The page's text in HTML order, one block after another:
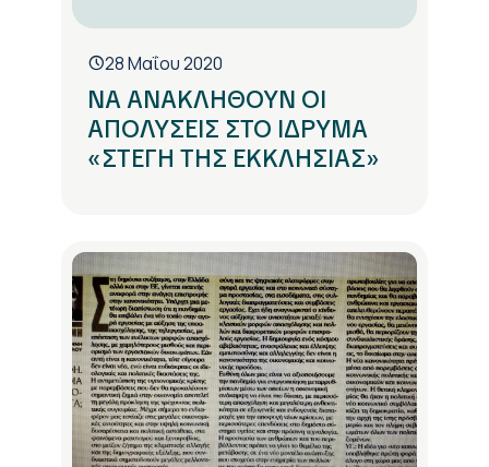
28 Μαΐου 2020
ΝΑ ΑΝΑΚΛΗΘΟΥΝ ΟΙ
ΑΠΟΛΥΣΕΙΣ ΣΤΟ ΙΔΡΥΜΑ
«ΣΤΕΓΗ ΤΗΣ ΕΚΚΛΗΣΙΑΣ»